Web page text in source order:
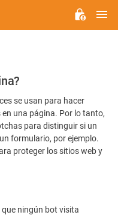
se usan para hacer
una página. Por lo tanto,
para distinguir si un
formulario, por ejemplo.
proteger los sitios web y
ningún bot visita